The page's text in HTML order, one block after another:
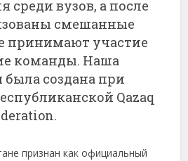
среди вузов, а после
смешанные
принимают участие
команды. Наша
была создана при
Qazaq
признан как официальный